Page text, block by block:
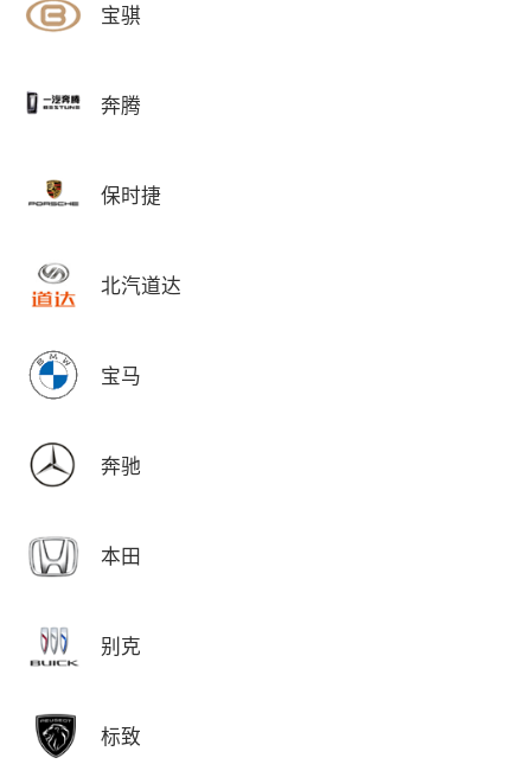
宝骐
奔腾
保时捷
北汽道达
宝马
奔驰
本田
别克
标致